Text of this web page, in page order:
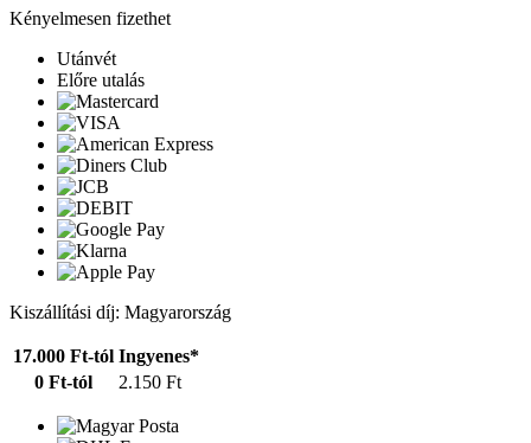
Kényelmesen fizethet
Utánvét
Előre utalás
Kiszállítási díj: Magyarország
17.000 Ft-tól Ingyenes*
0 Ft-tól
2.150 Ft